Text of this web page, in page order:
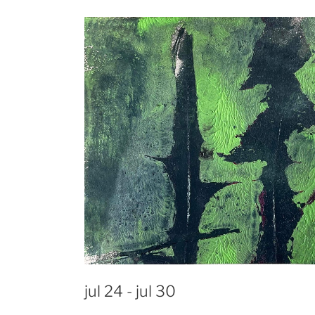
jul 24 - jul 30